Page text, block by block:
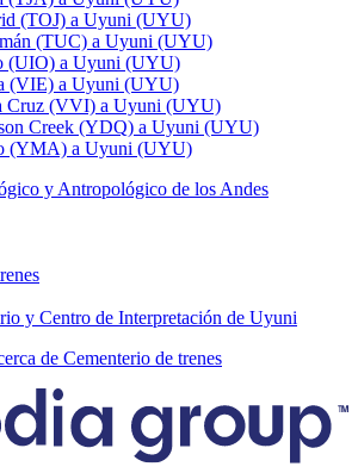
(TOJ) a Uyuni (UYU)
(TUC) a Uyuni (UYU)
(UIO) a Uyuni (UYU)
(VIE) a Uyuni (UYU)
Cruz (VVI) a Uyuni (UYU)
Creek (YDQ) a Uyuni (UYU)
(YMA) a Uyuni (UYU)
y Antropológico de los Andes
y Centro de Interpretación de Uyuni
de Cementerio de trenes